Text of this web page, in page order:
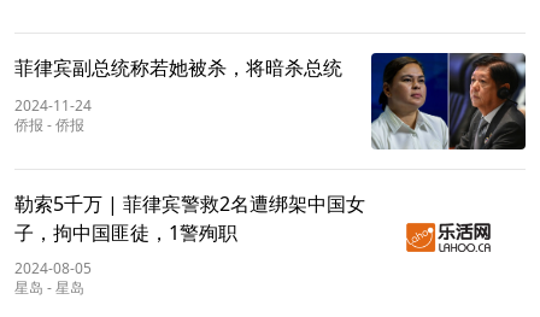
菲律宾副总统称若她被杀，将暗杀总统
2024-11-24
侨报 -侨报
勒索5千万 | 菲律宾警救2名遭绑架中国女
子，拘中国匪徒，1警殉职
2024-08-05
星岛 -星岛